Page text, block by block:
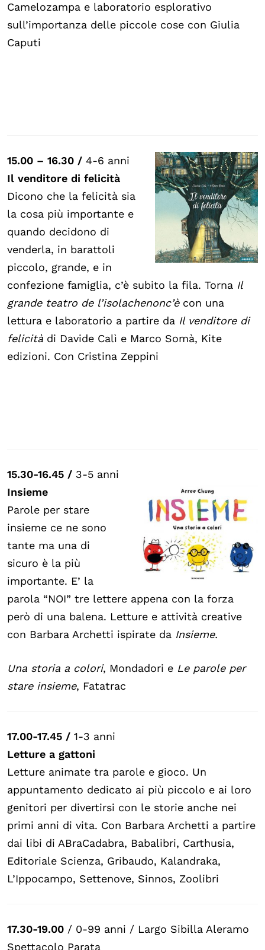
Camelozampa e laboratorio esplorativo
sull’importanza delle piccole cose con Giulia
Caputi
15.00 – 16.30 / 4-6 anni
Il venditore di felicità
Dicono che la felicità sia
la cosa più importante e
quando decidono di
venderla, in barattoli
piccolo, grande, e in
confezione famiglia, c’è subito la fila. Torna Il
grande teatro de l’isolachenonc’ècon una
lettura e laboratorio a partire da Il venditore di
felicità di Davide Calì e Marco Somà, Kite
edizioni. Con Cristina Zeppini
15.30-16.45 / 3-5 anni
Insieme
Parole per stare
insieme ce ne sono
tante ma una di
sicuro è la più
importante. E’ la
parola “NOI” tre lettere appena con la forza
però di una balena. Letture e attività creative
con Barbara Archetti ispirate da Insieme.
Una storia a colori, Mondadori e Le parole per
stare insieme, Fatatrac
17.00-17.45 / 1-3 anni
Letture a gattoni
Letture animate tra parole e gioco. Un
appuntamento dedicato ai più piccolo e ai loro
genitori per divertirsi con le storie anche nei
primi anni di vita. Con Barbara Archetti a partire
dai libi di ABraCadabra, Babalibri, Carthusia,
Editoriale Scienza, Gribaudo, Kalandraka,
L’Ippocampo, Settenove, Sinnos, Zoolibri
17.30-19.00 / 0-99 anni / Largo Sibilla Aleramo
Spettacolo Parata